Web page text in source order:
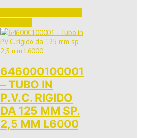
646000100001
– TUBO IN
P.V.C. RIGIDO
DA 125 MM SP.
2,5 MM L6000